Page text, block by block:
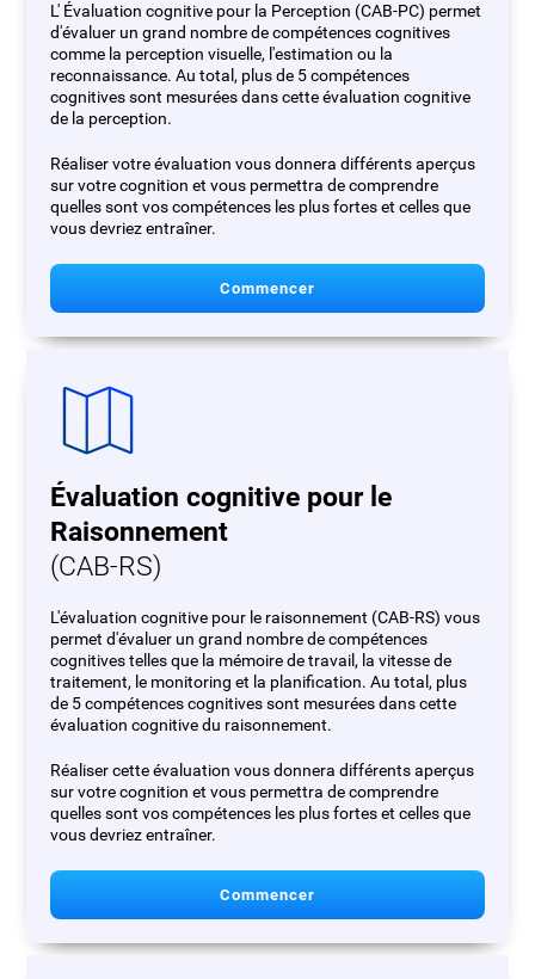
L' Évaluation cognitive pour la Perception (CAB-PC) permet
d'évaluer un grand nombre de compétences cognitives
comme la perception visuelle, l'estimation ou la
reconnaissance. Au total, plus de 5 compétences
cognitives sont mesurées dans cette évaluation cognitive
de la perception.
Réaliser votre évaluation vous donnera différents aperçus
sur votre cognition et vous permettra de comprendre
quelles sont vos compétences les plus fortes et celles que
vous devriez entraîner.
Commencer
Évaluation cognitive pour le
Raisonnement
(CAB-RS)
L'évaluation cognitive pour le raisonnement (CAB-RS) vous
permet d'évaluer un grand nombre de compétences
cognitives telles que la mémoire de travail, la vitesse de
traitement, le monitoring et la planification. Au total, plus
de 5 compétences cognitives sont mesurées dans cette
évaluation cognitive du raisonnement.
Réaliser cette évaluation vous donnera différents aperçus
sur votre cognition et vous permettra de comprendre
quelles sont vos compétences les plus fortes et celles que
vous devriez entraîner.
Commencer